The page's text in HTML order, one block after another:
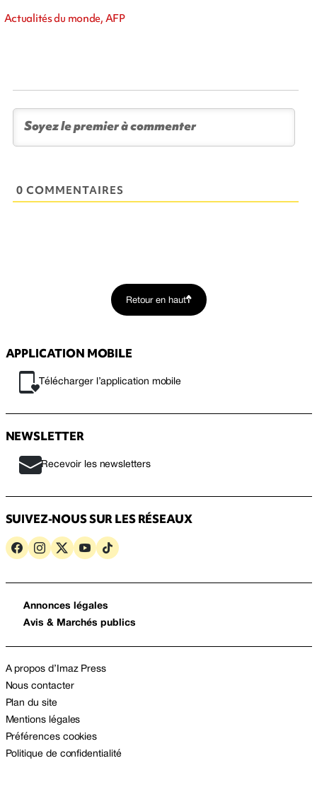
Actualités du monde, AFP
0 COMMENTAIRES
Retour en haut
APPLICATION MOBILE
Télécharger l’application mobile
NEWSLETTER
Recevoir les newsletters
SUIVEZ-NOUS SUR LES RÉSEAUX
Annonces légales
Avis & Marchés publics
A propos d’Imaz Press
Nous contacter
Plan du site
Mentions légales
Préférences cookies
Politique de confidentialité